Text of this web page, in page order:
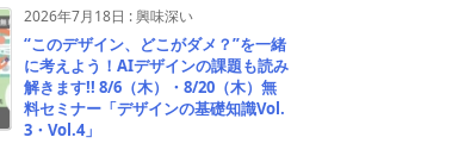
2026年7月18日 :興味深い
“このデザイン、どこがダメ？”を一緒
に考えよう！AIデザインの課題も読み
解きます!! 8/6（木）・8/20（木）無
料セミナー「デザインの基礎知識Vol.
3・Vol.4」